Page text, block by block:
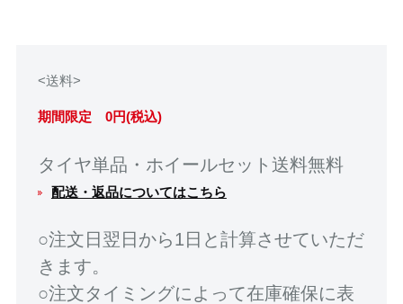
<送料>
期間限定 0円(税込)
タイヤ単品・ホイールセット送料無料
配送・返品についてはこちら
○注文日翌日から1日と計算させていただ
きます。
○注文タイミングによって在庫確保に表